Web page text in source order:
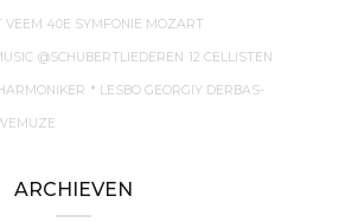
VEEM 40E SYMFONIE MOZART
@SCHUBERTLIEDEREN 12 CELLISTEN
* LESBO GEORGIY DERBAS-
ARCHIEVEN